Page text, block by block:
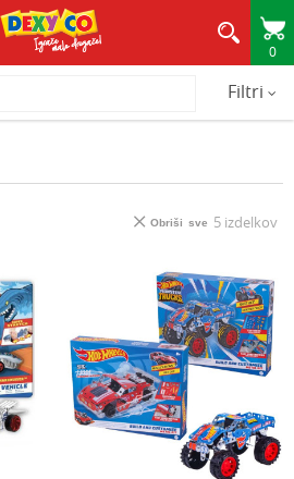
0
Filtri
5 izdelkov
Obriši sve